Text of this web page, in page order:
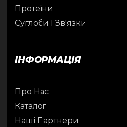
Протеїни
Суглоби І Зв'язки
ІНФОРМАЦІЯ
Про Нас
Каталог
Наші Партнери